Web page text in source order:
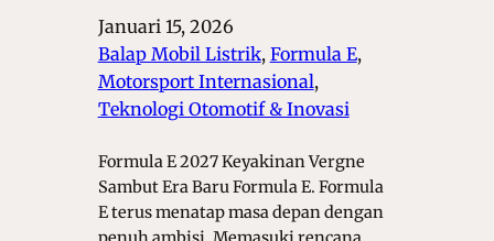
Januari 15, 2026
Balap Mobil Listrik, Formula E ,
Motorsport Internasional ,
Teknologi Otomotif & Inovasi
Formula E 2027 Keyakinan Vergne
Sambut Era Baru Formula E. Formula
E terus menatap masa depan dengan